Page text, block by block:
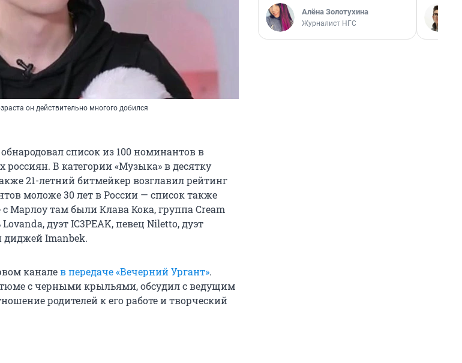
он действительно многого добился
список из 100 номинантов в
В категории «Музыка» в десятку
21-летний битмейкер возглавил рейтинг
моложе 30 лет в России — список также
Марлоу там были Клава Кока, группа Cream
дуэт IC3PEAK, певец Niletto, дуэт
диджей Imanbek.
каналев передаче «Вечерний Ургант».
с черными крыльями, обсудил с ведущим
родителей к его работе и творческий
Алёна Золотухина
Журналист НГС